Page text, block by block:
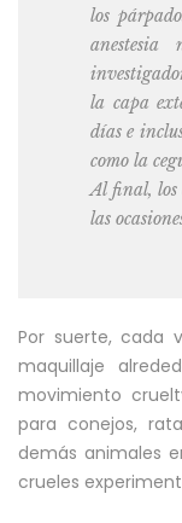
los
anestesia
la capa
días e
como la
Al final, los
las
Por suerte, cada
maquillaje
movimiento
para conejos,
demás animales
crueles